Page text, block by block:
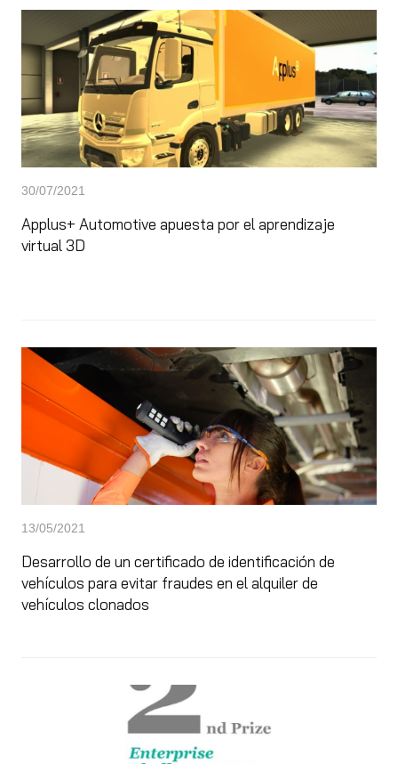
30/07/2021
Applus+ Automotive apuesta por el aprendizaje
virtual 3D
13/05/2021
Desarrollo de un certificado de identificación de
vehículos para evitar fraudes en el alquiler de
vehículos clonados